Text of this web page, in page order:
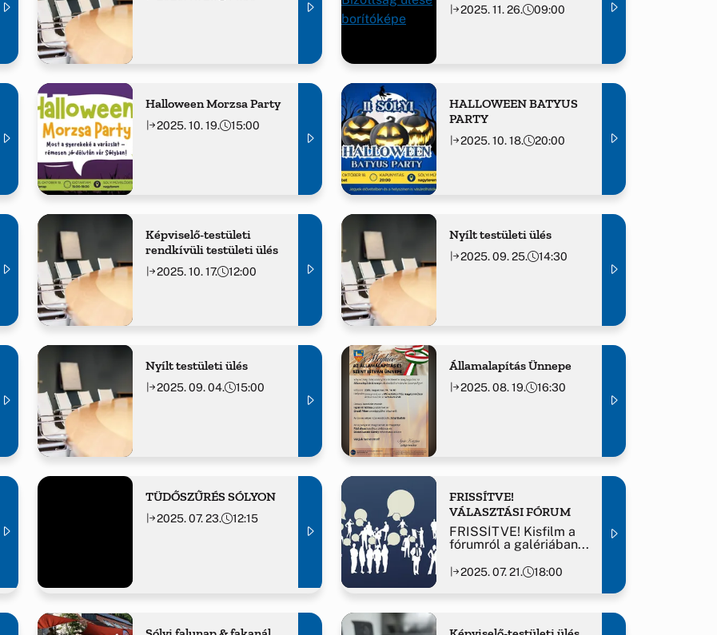
2025. 11. 26. 09:00
Halloween Morzsa Party
2025. 10. 19. 15:00
HALLOWEEN BATYUS
PARTY
2025. 10. 18. 20:00
Képviselő-testületi
rendkívüli testületi ülés
2025. 10. 17. 12:00
Nyílt testületi ülés
2025. 09. 25. 14:30
Nyílt testületi ülés
2025. 09. 04. 15:00
Államalapítás Ünnepe
2025. 08. 19. 16:30
TÜDŐSZŰRÉS SÓLYON
2025. 07. 23. 12:15
FRISSÍTVE!
VÁLASZTÁSI FÓRUM
FRISSÍTVE! Kisfilm a
fórumról a galériában...
2025. 07. 21. 18:00